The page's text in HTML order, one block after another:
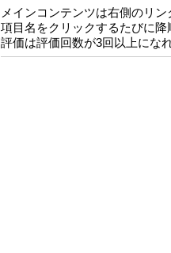
メインコンテンツは右側のリ
項目名をクリックするたびに降
評価は評価回数が3回以上にな